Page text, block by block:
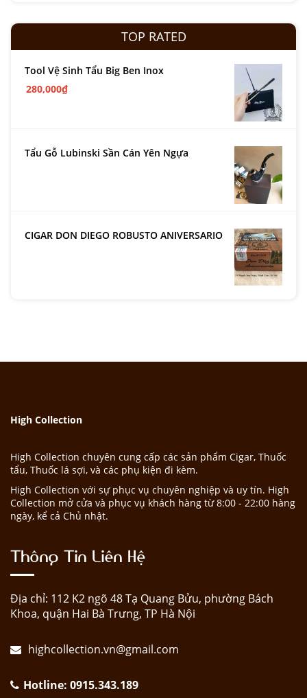
TOP RATED
Tool Vệ Sinh Tẩu Big Ben Inox
280,000₫
Tẩu Gỗ Lubinski Sần Cán Yên Ngựa
CIGAR DON DIEGO ROBUSTO ANIVERSARIO
High Collection
High Collection chuyên cung cấp các sản phẩm Cigar, Thuốc
tẩu, Thuốc lá sợi, và các phụ kiện đi kèm.
High Collection với sự phục vụ chuyên nghiệp và uy tín. High
Collection mở cửa và phục vụ khách hàng từ 8:00 - 22:00 hàng
ngày, kể cả Chủ nhật.
Thông Tin Liên Hệ
Địa chỉ: 112 K2 ngõ 48 Tạ Quang Bửu, phường Bách
Khoa, quận Hai Bà Trưng, TP Hà Nội
highcollection.vn@gmail.com
Hotline: 0915.343.189